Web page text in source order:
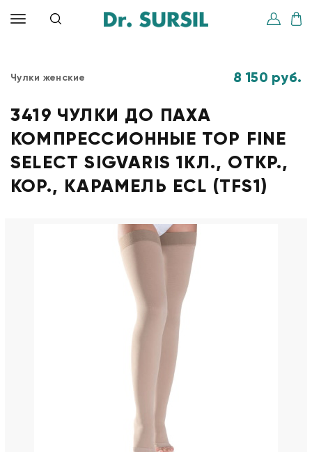
Чулки женские 8 150 руб.
3419 ЧУЛКИ ДО ПАХА
КОМПРЕССИОННЫЕ TOP FINE
SELECT SIGVARIS 1КЛ., ОТКР.,
КОР., КАРАМЕЛЬ ECL (TFS1)